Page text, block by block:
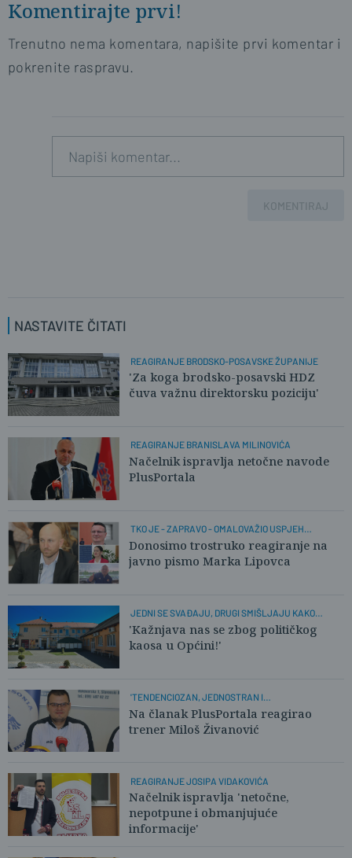
Komentirajte prvi!
Trenutno nema komentara, napišite prvi komentar i
pokrenite raspravu.
KOMENTIRAJ
NASTAVITE ČITATI
REAGIRANJE BRODSKO-POSAVSKE ŽUPANIJE
'Za koga brodsko-posavski HDZ
čuva važnu direktorsku poziciju'
REAGIRANJE BRANISLAVA MILINOVIĆA
Načelnik ispravlja netočne navode
PlusPortala
TKO JE - ZAPRAVO - OMALOVAŽIO USPJEH
SPORTAŠA?
Donosimo trostruko reagiranje na
javno pismo Marka Lipovca
JEDNI SE SVAĐAJU, DRUGI SMIŠLJAJU KAKO
PREŽIVJETI
'Kažnjava nas se zbog političkog
kaosa u Općini!'
'TENDENCIOZAN, JEDNOSTRAN I
NEPROFESIONALAN TEKST'
Na članak PlusPortala reagirao
trener Miloš Živanović
REAGIRANJE JOSIPA VIDAKOVIĆA
Načelnik ispravlja 'netočne,
nepotpune i obmanjujuće
informacije'